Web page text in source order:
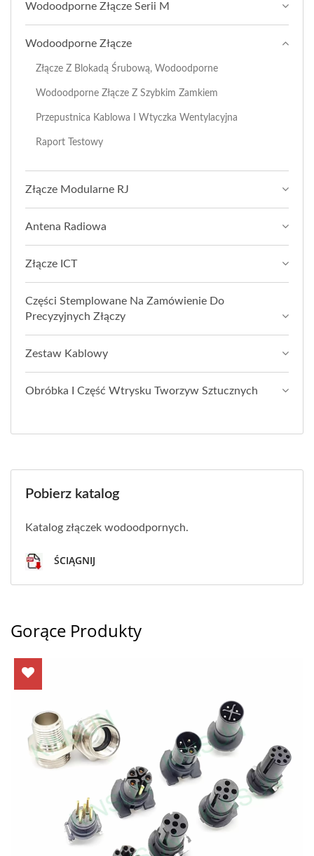
Wodoodporne Złącze Serii M
Wodoodporne Złącze
Złącze Z Blokadą Śrubową, Wodoodporne
Wodoodporne Złącze Z Szybkim Zamkiem
Przepustnica Kablowa I Wtyczka Wentylacyjna
Raport Testowy
Złącze Modularne RJ
Antena Radiowa
Złącze ICT
Części Stemplowane Na Zamówienie Do
Precyzyjnych Złączy
Zestaw Kablowy
Obróbka I Część Wtrysku Tworzyw Sztucznych
Pobierz katalog
Katalog złączek wodoodpornych.
ŚCIĄGNIJ
Gorące Produkty